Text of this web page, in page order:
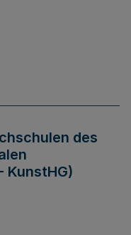
des
KunstHG)